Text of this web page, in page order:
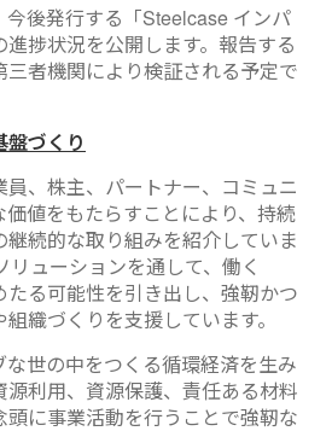
今後発行する「Steelcase インパ
捗状況を公開します。報告する
者機関により検証される予定で
づくり
、株主、パートナー、コミュニ
値をもたらすことにより、持続
続的な取り組みを紹介していま
リューションを通して、働く
たる可能性を引き出し、強靭かつ
織づくりを支援しています。
な世の中をつくる循環経済を生み
利用、資源保護、責任ある材料
に事業活動を行うことで強靭な